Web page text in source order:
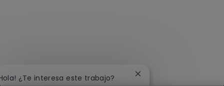
¿Te interesa este trabajo? Cerrar notificación de